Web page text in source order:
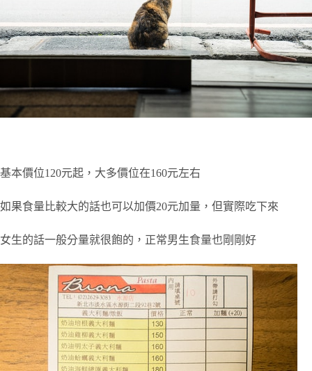
基本價位120元起，大多價位在160元左右
如果食量比較大的話也可以加價20元加量，但實際吃下來
女生的話一般分量就很飽的，正常男生食量也剛剛好